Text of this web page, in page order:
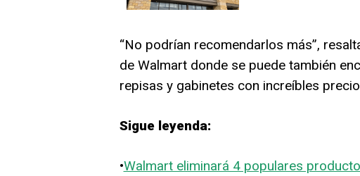
“No podrían recomendarlos más”,
de Walmart donde se puede también
repisas y gabinetes con increíbles
Sigue leyenda:
•Walmart eliminará 4 populares